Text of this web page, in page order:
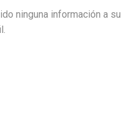
ninguna información a su